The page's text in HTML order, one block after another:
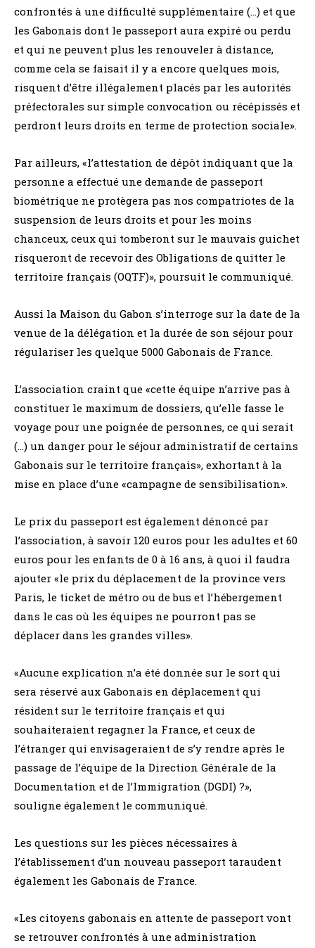
confrontés à une difficulté supplémentaire (…) et que
les Gabonais dont le passeport aura expiré ou perdu
et qui ne peuvent plus les renouveler à distance,
comme cela se faisait il y a encore quelques mois,
risquent d’être illégalement placés par les autorités
préfectorales sur simple convocation ou récépissés et
perdront leurs droits en terme de protection sociale».
Par ailleurs, «l’attestation de dépôt indiquant que la
personne a effectué une demande de passeport
biométrique ne protègera pas nos compatriotes de la
suspension de leurs droits et pour les moins
chanceux, ceux qui tomberont sur le mauvais guichet
risqueront de recevoir des Obligations de quitter le
territoire français (OQTF)», poursuit le communiqué.
Aussi la Maison du Gabon s’interroge sur la date de la
venue de la délégation et la durée de son séjour pour
régulariser les quelque 5000 Gabonais de France.
L’association craint que «cette équipe n’arrive pas à
constituer le maximum de dossiers, qu’elle fasse le
voyage pour une poignée de personnes, ce qui serait
(…) un danger pour le séjour administratif de certains
Gabonais sur le territoire français», exhortant à la
mise en place d’une «campagne de sensibilisation».
Le prix du passeport est également dénoncé par
l’association, à savoir 120 euros pour les adultes et 60
euros pour les enfants de 0 à 16 ans, à quoi il faudra
ajouter «le prix du déplacement de la province vers
Paris, le ticket de métro ou de bus et l’hébergement
dans le cas où les équipes ne pourront pas se
déplacer dans les grandes villes».
«Aucune explication n’a été donnée sur le sort qui
sera réservé aux Gabonais en déplacement qui
résident sur le territoire français et qui
souhaiteraient regagner la France, et ceux de
l’étranger qui envisageraient de s’y rendre après le
passage de l’équipe de la Direction Générale de la
Documentation et de l’Immigration (DGDI) ?»,
souligne également le communiqué.
Les questions sur les pièces nécessaires à
l’établissement d’un nouveau passeport taraudent
également les Gabonais de France.
«Les citoyens gabonais en attente de passeport vont
se retrouver confrontés à une administration